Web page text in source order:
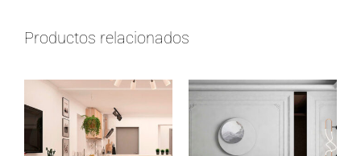
Productos relacionados